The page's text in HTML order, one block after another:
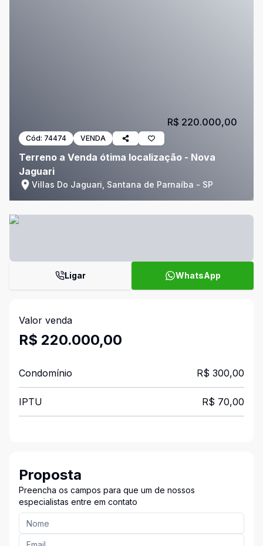
Cód: 74474 VENDA
Terreno a Venda ótima localização - Nova
Jaguari
Villas Do Jaguari, Santana de Parnaíba - SP
R$ 220.000,00
Ligar WhatsApp
Valor venda
R$ 220.000,00
Condomínio R$ 300,00
IPTU R$ 70,00
Proposta
Preencha os campos para que um de nossos
especialistas entre em contato